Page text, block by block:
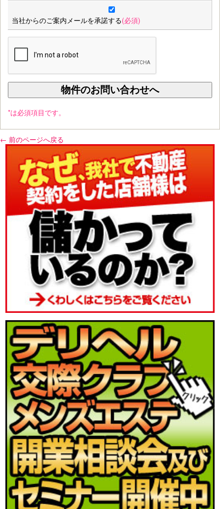
当社からのご案内メールを承諾する(必須)
*は必須項目です。
← 前のページへ戻る